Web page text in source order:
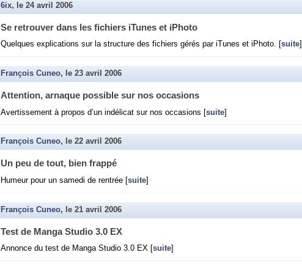
6ix, le 24 avril 2006
Se re­trou­ver dans les fi­chiers iTunes et iPhoto
Quelques ex­pli­ca­tions sur la struc­ture des fi­chiers gérés par iTunes et iPhoto. [ suite
François Cuneo, le 23 avril 2006
At­ten­tion, ar­naque pos­sible sur nos oc­ca­sions
Aver­tis­se­ment à pro­pos d’un in­dé­li­cat sur nos oc­ca­sions [suite]
François Cuneo, le 22 avril 2006
Un peu de tout, bien frappé
Hu­meur pour un sa­medi de ren­trée [ suite
François Cuneo, le 21 avril 2006
Test de Manga Stu­dio 3.0 EX
An­nonce du test de Manga Stu­dio 3.0 EX [ suite